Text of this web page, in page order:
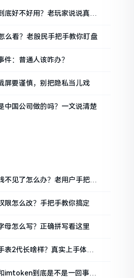
底好不好用？老玩家说说真实
么看？老股民手把手教你盯盘
：普通人该咋办？
屏要谨慎，别把隐私当儿戏
中国公司做的吗？一文说清楚
不见了怎么办？老用户手把手
限怎么改？手把手教你搞定
母怎么写？正确拼写看这里
表2代长啥样？真实上手体验
imtoken到底是不是一回事？